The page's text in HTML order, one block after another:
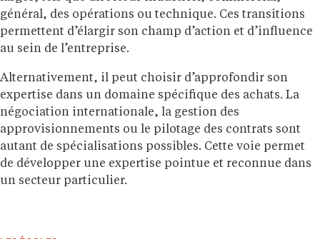
général, des opérations ou technique. Ces transitions
permettent d’élargir son champ d’action et d’influence
au sein de l’entreprise.
Alternativement, il peut choisir d’approfondir son
expertise dans un domaine spécifique des achats. La
négociation internationale, la gestion des
approvisionnements ou le pilotage des contrats sont
autant de spécialisations possibles. Cette voie permet
de développer une expertise pointue et reconnue dans
un secteur particulier.